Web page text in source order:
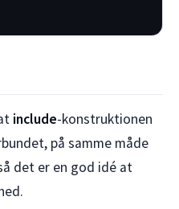
include-konstruktionen
på samme måde
det er en god idé at